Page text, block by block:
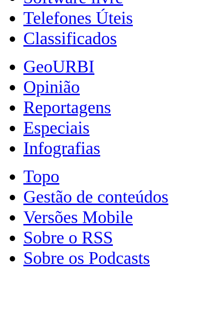
Telefones Úteis
Classificados
GeoURBI
Opinião
Reportagens
Especiais
Infografias
Topo
Gestão de conteúdos
Versões Mobile
Sobre o RSS
Sobre os Podcasts